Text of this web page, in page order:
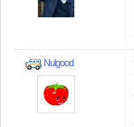
Nulgood